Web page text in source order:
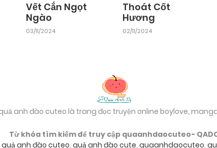
Vết Cắn Ngọt
Ngào
03/11/2024
Thoát Cốt
Hương
02/11/2024
anh đào cuteo là trang đọc truyện online boylove,
Từ khóa tìm kiếm để truy cập quaanhdaocuteo-
quả anh đào cuteo, quả anh đào cute, quaanhdaocuteo,